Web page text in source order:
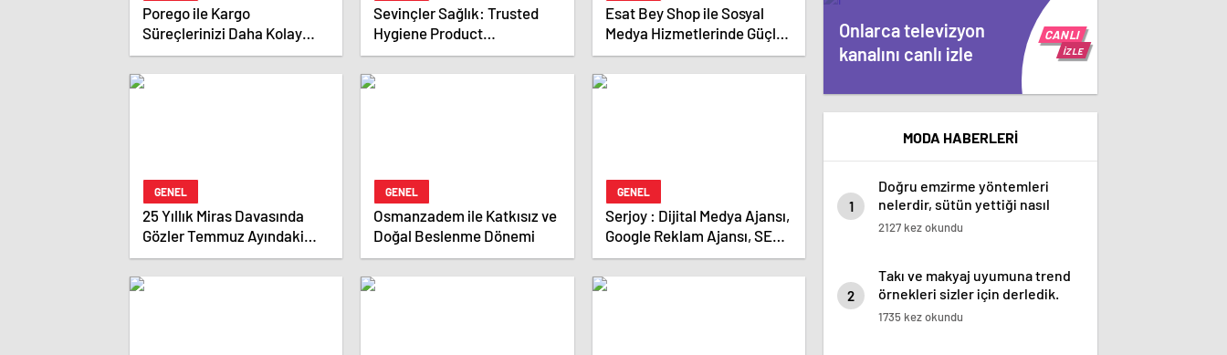
Porego ile Kargo
Süreçlerinizi Daha Kolay
Yönetin
Sevinçler Sağlık: Trusted
Hygiene Product
Manufacturer in Turkey
Esat Bey Shop ile Sosyal
Medya Hizmetlerinde Güçlü
Panel Deneyimi
GENEL
25 Yıllık Miras Davasında
Gözler Temmuz Ayındaki
Karar Duruşmasına Çevrildi
GENEL
Osmanzadem ile Katkısız ve
Doğal Beslenme Dönemi
GENEL
Serjoy : Dijital Medya Ajansı,
Google Reklam Ajansı, SEO
Ajansı ve Web Tasarım
Ajansı
Onlarca televizyon
kanalını canlı izle
CANLI
İZLE
MODA HABERLERİ
1
Doğru emzirme yöntemleri
nelerdir, sütün yettiği nasıl
anlaşılır?
2127 kez okundu
2
Takı ve makyaj uyumuna trend
örnekleri sizler için derledik.
1735 kez okundu